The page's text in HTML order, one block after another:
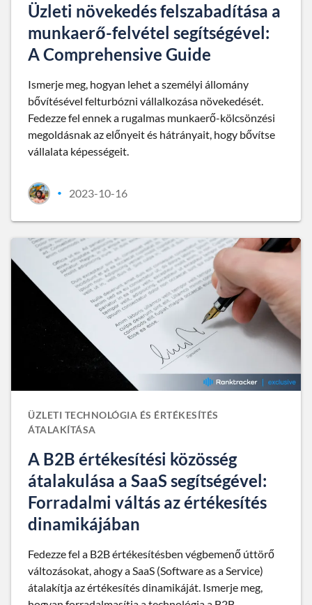
Üzleti növekedés felszabadítása a
munkaerő-felvétel segítségével:
A Comprehensive Guide
Ismerje meg, hogyan lehet a személyi állomány
bővítésével felturbózni vállalkozása növekedését.
Fedezze fel ennek a rugalmas munkaerő-kölcsönzési
megoldásnak az előnyeit és hátrányait, hogy bővítse
vállalata képességeit.
• 2023-10-16
ÜZLETI TECHNOLÓGIA ÉS ÉRTÉKESÍTÉS
ÁTALAKÍTÁSA
A B2B értékesítési közösség
átalakulása a SaaS segítségével:
Forradalmi váltás az értékesítés
dinamikájában
Fedezze fel a B2B értékesítésben végbemenő úttörő
változásokat, ahogy a SaaS (Software as a Service)
átalakítja az értékesítés dinamikáját. Ismerje meg,